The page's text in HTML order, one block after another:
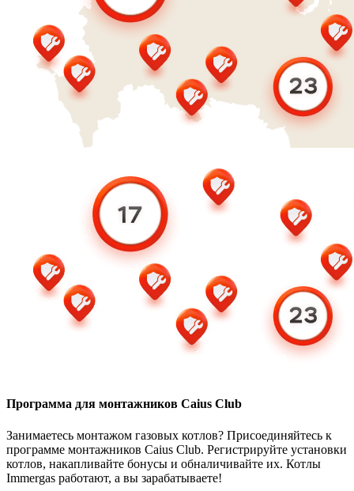
Программа для монтажников Caius Club
Занимаетесь монтажом газовых котлов? Присоединяйтесь к
программе монтажников Caius Club. Регистрируйте установки
котлов, накапливайте бонусы и обналичивайте их. Котлы
Immergas работают, а вы зарабатываете!